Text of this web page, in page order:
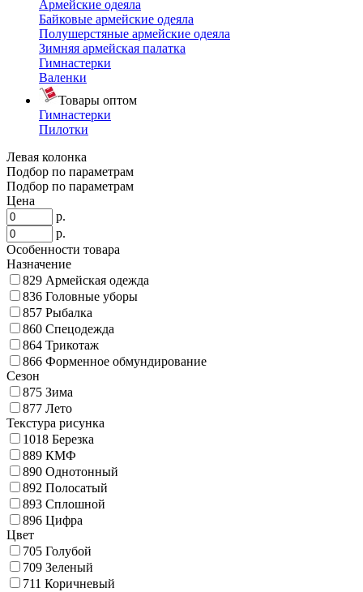
Армейские одеяла
Байковые армейские одеяла
Полушерстяные армейские одеяла
Зимняя армейская палатка
Гимнастерки
Валенки
Товары оптом
Гимнастерки
Пилотки
Левая колонка
Подбор по параметрам
Подбор по параметрам
Цена
р.
р.
Особенности товара
Назначение
829 Армейская одежда
836 Головные уборы
857 Рыбалка
860 Спецодежда
864 Трикотаж
866 Форменное обмундирование
Сезон
875 Зима
877 Лето
Текстура рисунка
1018 Березка
889 КМФ
890 Однотонный
892 Полосатый
893 Сплошной
896 Цифра
Цвет
705 Голубой
709 Зеленый
711 Коричневый